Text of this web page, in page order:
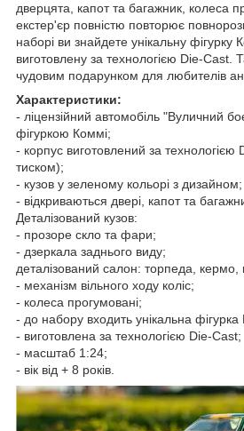
дверцята, капот та багажник, колеса
екстер'єр повністю повторює
наборі ви знайдете унікальну фігурку
виготовлену за технологією Die-Cast.
чудовим подарунком для любителів
Характеристики:
- ліцензійний автомобіль "Вуличний
фігуркою Коммі;
- корпус виготовлений за технологією
тиском);
- кузов у зеленому кольорі з дизайном;
- відкриваються двері, капот та
Деталізований кузов:
- прозоре скло та фари;
- дзеркала заднього виду;
деталізований салон: торпеда, кермо,
- механізм вільного ходу коліс;
- колеса прогумовані;
- до набору входить унікальна фігурка
- виготовлена за технологією Die-Cast;
- масштаб 1:24;
- вік від + 8 років.